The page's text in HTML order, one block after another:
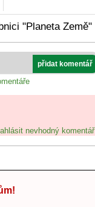
"Planeta Země"
přidat komentář
nevhodný komentář